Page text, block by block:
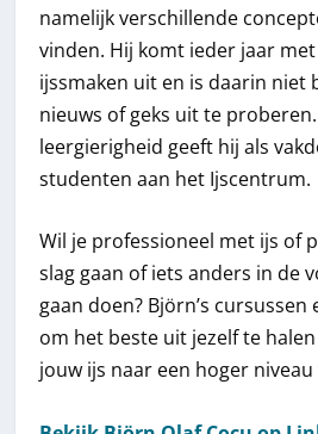
namelijk verschillende
vinden. Hij komt ieder jaar
ijssmaken uit en is daarin niet
nieuws of geks uit te
leergierigheid geeft hij als
studenten aan het Ijscentrum.
Wil je professioneel met ijs of
slag gaan of iets anders in de
gaan doen? Björn’s
om het beste uit jezelf te
jouw ijs naar een hoger